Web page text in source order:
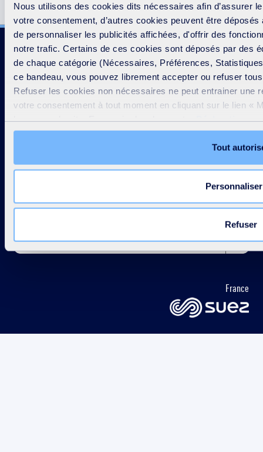
Nous utilisons des cookies dits nécessaires afin d’assurer
votre consentement, d’autres cookies peuvent être
de personnaliser les publicités affichées, d'offrir des
notre trafic. Certains de ces cookies sont déposés par des
de chaque catégorie (Nécessaires, Préférences,
ce bandeau, vous pouvez librement accepter ou refuser
Refuser les cookies non nécessaires ne peut entrainer une
votre consentement à tout moment en cliquant sur le lien «
Tout
Personnaliser
Refuser
L’ACQUISITION D’UNE...
SUEZ DANS GRUPPO...
Suivez-nous
SUEZ dans le monde
France